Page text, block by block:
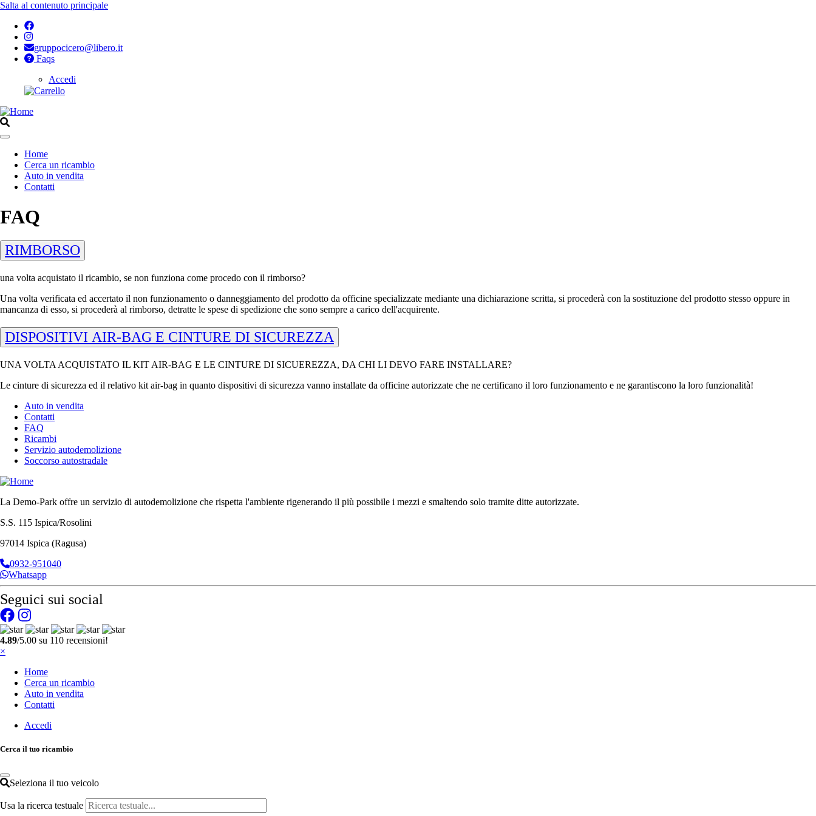
Salta al contenuto principale
gruppocicero@libero.it
Faqs
Accedi
Opzioni
di
configurazione
Aperto
Navigazione
principale
Home
Cerca un ricambio
Auto in vendita
Contatti
FAQ
RIMBORSO
una volta acquistato il ricambio, se non funziona come procedo con il rimborso?
Una volta verificata ed accertato il non funzionamento o danneggiamento del prodotto da officine specializzate mediante una dichiarazione scritta, si procederà con la sostituzione del prodotto stesso oppure in
mancanza di esso, si procederà al rimborso, detratte le spese di spedizione che sono sempre a carico dell'acquirente.
DISPOSITIVI AIR-BAG E CINTURE DI SICUREZZA
UNA VOLTA ACQUISTATO IL KIT AIR-BAG E LE CINTURE DI SICUEREZZA, DA CHI LI DEVO FARE INSTALLARE?
Le cinture di sicurezza ed il relativo kit air-bag in quanto dispositivi di sicurezza vanno installate da officine autorizzate che ne certificano il loro funzionamento e ne garantiscono la loro funzionalità!
Auto in vendita
Contatti
FAQ
Ricambi
Servizio autodemolizione
Soccorso autostradale
La Demo-Park offre un servizio di autodemolizione che rispetta l'ambiente rigenerando il più possibile i mezzi e smaltendo solo tramite ditte autorizzate.
S.S. 115 Ispica/Rosolini
97014 Ispica (Ragusa)
0932-951040
Whatsapp
Seguici sui social
4.89/5.00 su 110 recensioni!
×
Home
Cerca un ricambio
Auto in vendita
Contatti
Accedi
Cerca il tuo ricambio
Seleziona il tuo veicolo
Usa la ricerca testuale